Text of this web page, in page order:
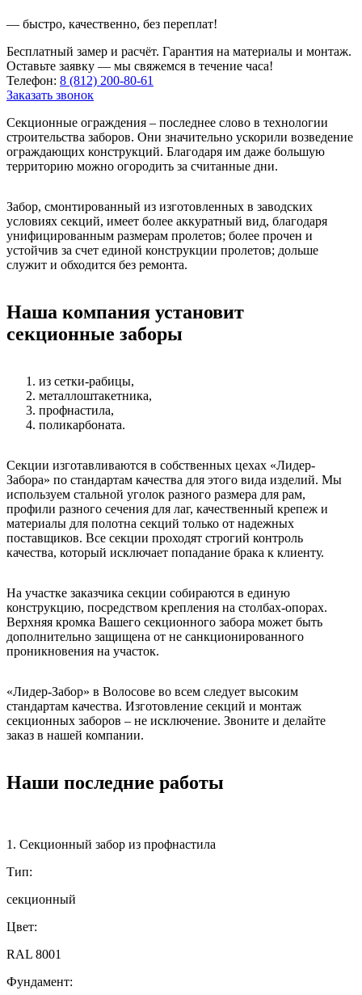
— быстро, качественно, без переплат!
Бесплатный замер и расчёт. Гарантия на материалы и монтаж.
Оставьте заявку — мы свяжемся в течение часа!
Телефон: 8 (812) 200-80-61
Заказать звонок
Секционные ограждения – последнее слово в технологии
строительства заборов. Они значительно ускорили возведение
ограждающих конструкций. Благодаря им даже большую
территорию можно огородить за считанные дни.
Забор, смонтированный из изготовленных в заводских
условиях секций, имеет более аккуратный вид, благодаря
унифицированным размерам пролетов; более прочен и
устойчив за счет единой конструкции пролетов; дольше
служит и обходится без ремонта.
Наша компания установит
секционные заборы
из сетки-рабицы,
металлоштакетника,
профнастила,
поликарбоната.
Секции изготавливаются в собственных цехах «Лидер-
Забора» по стандартам качества для этого вида изделий. Мы
используем стальной уголок разного размера для рам,
профили разного сечения для лаг, качественный крепеж и
материалы для полотна секций только от надежных
поставщиков. Все секции проходят строгий контроль
качества, который исключает попадание брака к клиенту.
На участке заказчика секции собираются в единую
конструкцию, посредством крепления на столбах-опорах.
Верхняя кромка Вашего секционного забора может быть
дополнительно защищена от не санкционированного
проникновения на участок.
«Лидер-Забор» в Волосове во всем следует высоким
стандартам качества. Изготовление секций и монтаж
секционных заборов – не исключение. Звоните и делайте
заказ в нашей компании.
Наши последние работы
1. Секционный забор из профнастила
Тип:
секционный
Цвет:
RAL 8001
Фундамент: